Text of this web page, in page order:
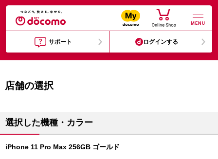
MENU
サポート ログインする
店舗の選択
選択した機種・カラー
iPhone 11 Pro Max 256GB ゴールド